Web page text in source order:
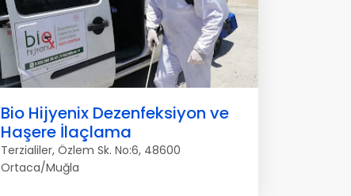
Bio Hijyenix Dezenfeksiyon ve
Haşere İlaçlama
Terzialiler, Özlem Sk. No:6, 48600
Ortaca/Muğla